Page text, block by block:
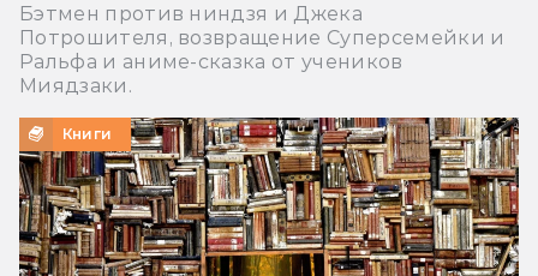
Бэтмен против ниндзя и Джека
Потрошителя, возвращение Суперсемейки и
Ральфа и аниме-сказка от учеников
Миядзаки.
Книги